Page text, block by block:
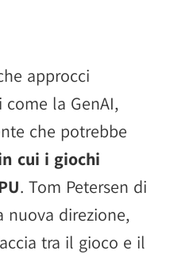
approcci
la GenAI,
che potrebbe
cui i giochi
. Tom Petersen di
nuova direzione,
tra il gioco e il